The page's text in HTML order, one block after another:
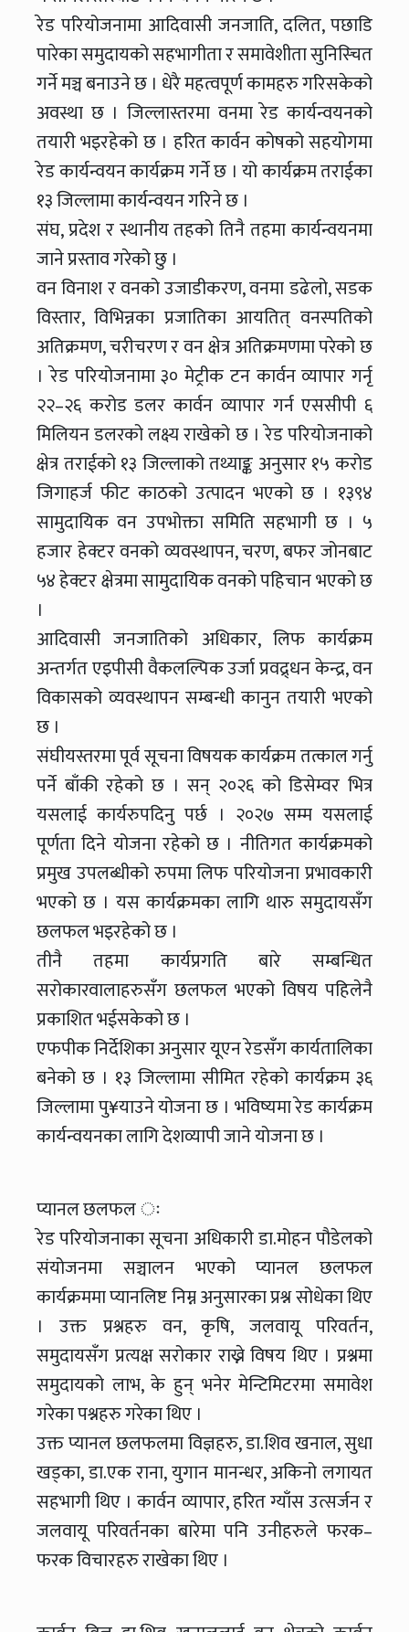
रेड परियोजनामा आदिवासी जनजाति, दलित, पछाडि
पारेका समुदायको सहभागीता र समावेशीता सुनिस्चित
गर्ने मञ्च बनाउने छ । धेरै महत्वपूर्ण कामहरु गरिसकेको
अवस्था छ । जिल्लास्तरमा वनमा रेड कार्यन्वयनको
तयारी भइरहेको छ । हरित कार्वन कोषको सहयोगमा
रेड कार्यन्वयन कार्यक्रम गर्ने छ । यो कार्यक्रम तराईका
१३ जिल्लामा कार्यन्वयन गरिने छ ।
संघ, प्रदेश र स्थानीय तहको तिनै तहमा कार्यन्वयनमा
जाने प्रस्ताव गरेको छु ।
वन विनाश र वनको उजाडीकरण, वनमा डढेलो, सडक
विस्तार, विभिन्नका प्रजातिका आयतित् वनस्पतिको
अतिक्रमण, चरीचरण र वन क्षेत्र अतिक्रमणमा परेको छ
। रेड परियोजनामा ३० मेट्रीक टन कार्वन व्यापार गर्नृ
२२–२६ करोड डलर कार्वन व्यापार गर्न एससीपी ६
मिलियन डलरको लक्ष्य राखेको छ । रेड परियोजनाको
क्षेत्र तराईको १३ जिल्लाको तथ्याङ्क अनुसार १५ करोड
जिगाहर्ज फीट काठको उत्पादन भएको छ । १३९४
सामुदायिक वन उपभोक्ता समिति सहभागी छ । ५
हजार हेक्टर वनको व्यवस्थापन, चरण, बफर जोनबाट
५४ हेक्टर क्षेत्रमा सामुदायिक वनको पहिचान भएको छ
।
आदिवासी जनजातिको अधिकार, लिफ कार्यक्रम
अन्तर्गत एइपीसी वैकलल्पिक उर्जा प्रवद्र्धन केन्द्र, वन
विकासको व्यवस्थापन सम्बन्धी कानुन तयारी भएको
छ ।
संघीयस्तरमा पूर्व सूचना विषयक कार्यक्रम तत्काल गर्नु
पर्ने बाँकी रहेको छ । सन् २०२६ को डिसेम्वर भित्र
यसलाई कार्यरुपदिनु पर्छ । २०२७ सम्म यसलाई
पूर्णता दिने योजना रहेको छ । नीतिगत कार्यक्रमको
प्रमुख उपलब्धीको रुपमा लिफ परियोजना प्रभावकारी
भएको छ । यस कार्यक्रमका लागि थारु समुदायसँग
छलफल भइरहेको छ ।
तीनै तहमा कार्यप्रगति बारे सम्बन्धित
सरोकारवालाहरुसँग छलफल भएको विषय पहिलेनै
प्रकाशित भईसकेको छ ।
एफपीक निर्देशिका अनुसार यूएन रेडसँग कार्यतालिका
बनेको छ । १३ जिल्लामा सीमित रहेको कार्यक्रम ३६
जिल्लामा पु¥याउने योजना छ । भविष्यमा रेड कार्यक्रम
कार्यन्वयनका लागि देशव्यापी जाने योजना छ ।
प्यानल छलफल ः
रेड परियोजनाका सूचना अधिकारी डा.मोहन पौडेलको
संयोजनमा सञ्चालन भएको प्यानल छलफल
कार्यक्रममा प्यानलिष्ट निम्न अनुसारका प्रश्न सोधेका थिए
। उक्त प्रश्नहरु वन, कृषि, जलवायू परिवर्तन,
समुदायसँग प्रत्यक्ष सरोकार राख्ने विषय थिए । प्रश्नमा
समुदायको लाभ, के हुन् भनेर मेन्टिमिटरमा समावेश
गरेका पश्नहरु गरेका थिए ।
उक्त प्यानल छलफलमा विज्ञहरु, डा.शिव खनाल, सुधा
खड्का, डा.एक राना, युगान मानन्धर, अकिनो लगायत
सहभागी थिए । कार्वन व्यापार, हरित ग्याँस उत्सर्जन र
जलवायू परिवर्तनका बारेमा पनि उनीहरुले फरक–
फरक विचारहरु राखेका थिए ।